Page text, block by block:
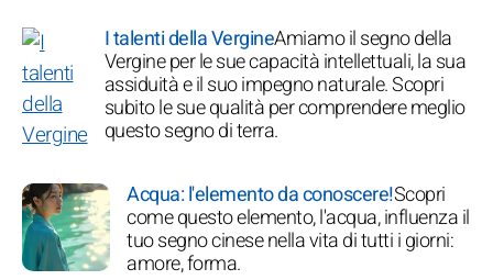
I talenti della VergineAmiamo il segno della
Vergine per le sue capacità intellettuali, la sua
assiduità e il suo impegno naturale. Scopri
subito le sue qualità per comprendere meglio
questo segno di terra.
Acqua: l'elemento da conoscere!Scopri
come questo elemento, l'acqua, influenza il
tuo segno cinese nella vita di tutti i giorni:
amore, forma.